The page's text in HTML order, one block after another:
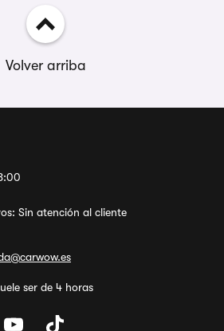
Volver arriba
Sin atención al cliente
ser de 4 horas